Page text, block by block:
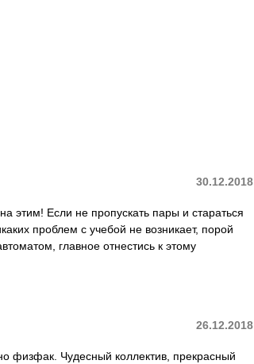
30.12.2018
этим! Если не пропускать пары и стараться
проблем с учебой не возникает, порой
главное отнестись к этому
26.12.2018
физфак. Чудесный коллектив, прекрасный